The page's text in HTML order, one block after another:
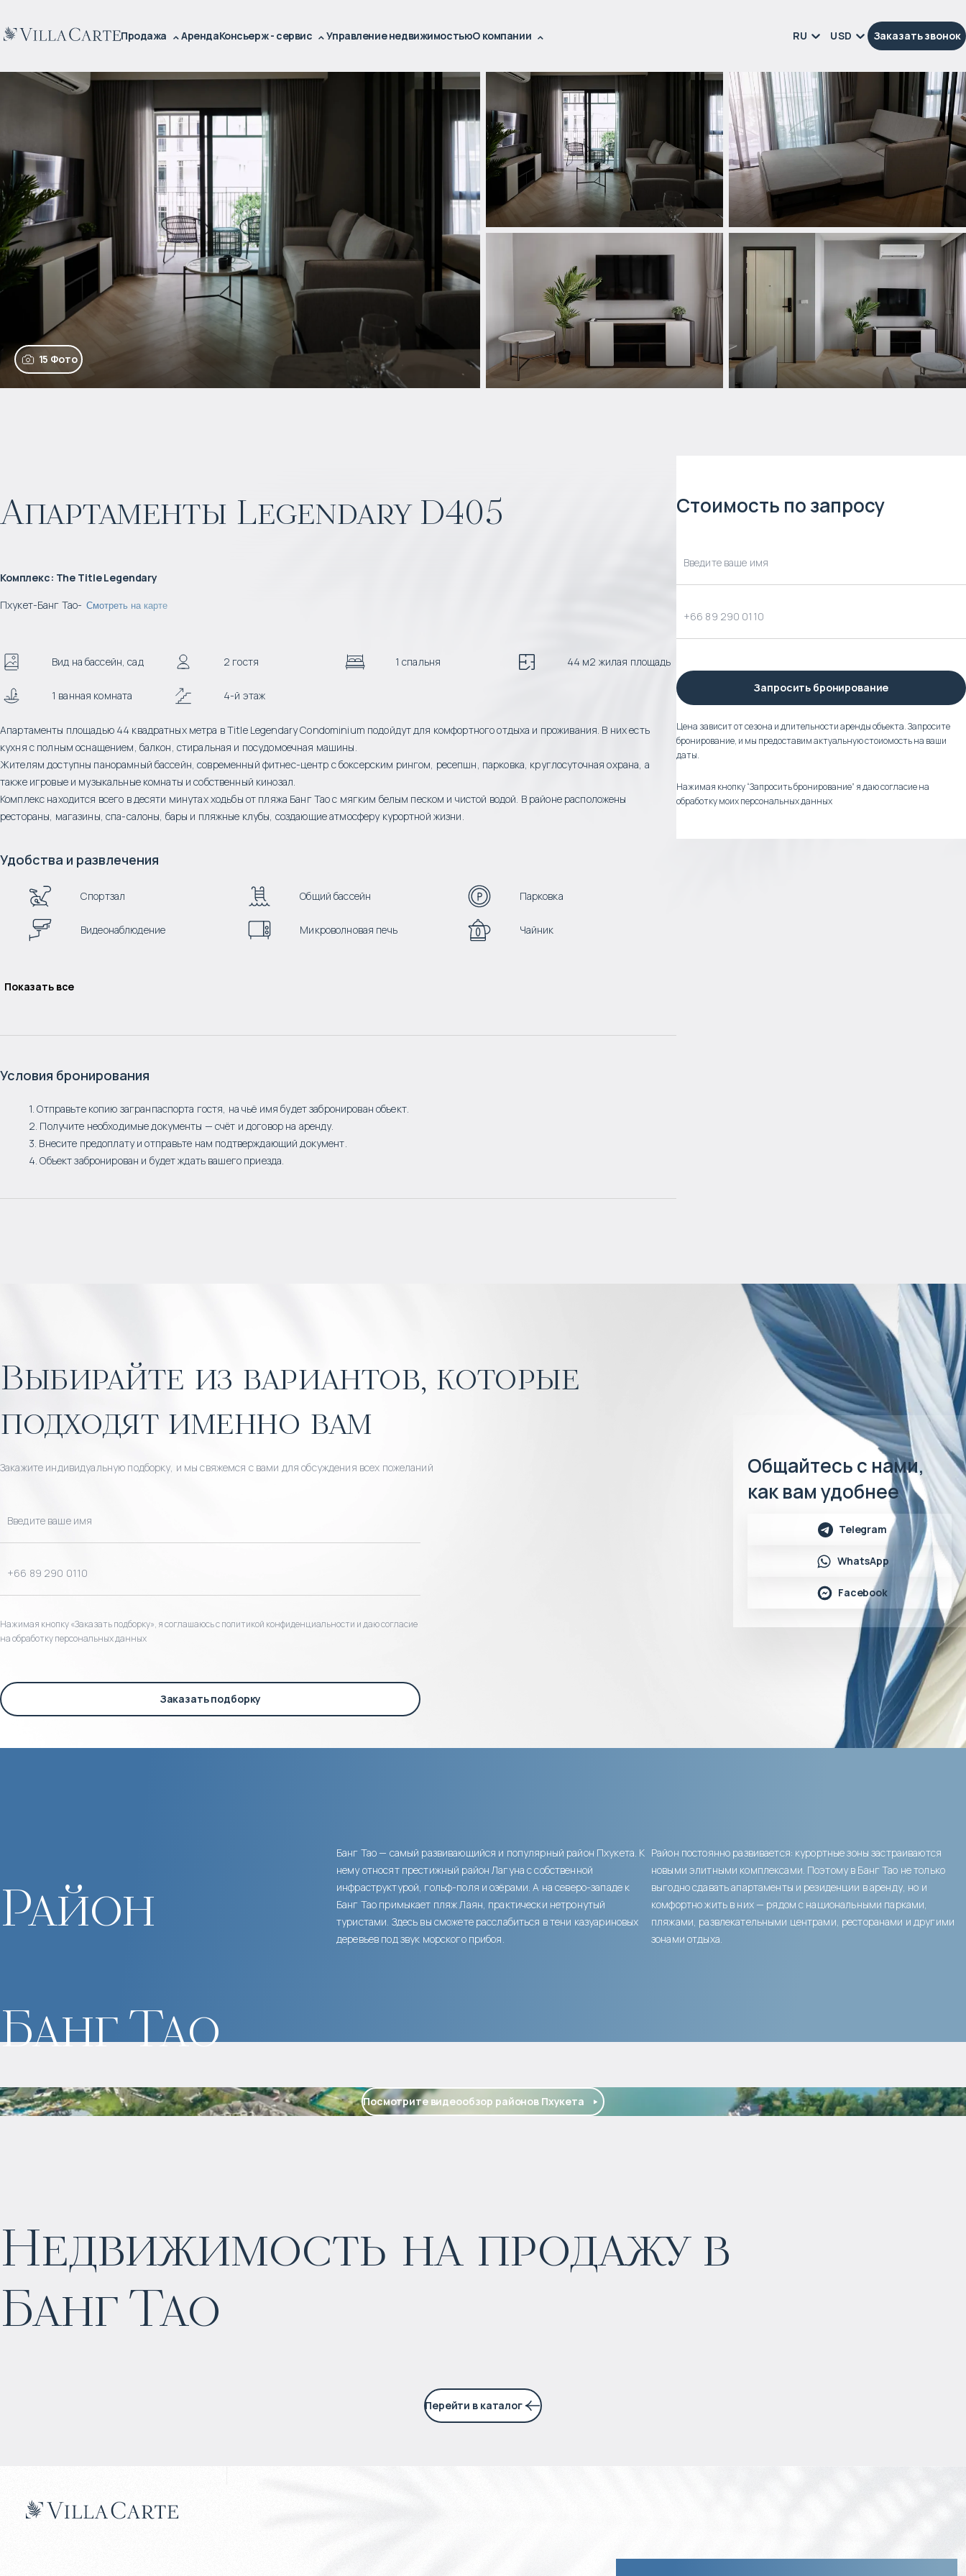
Продажа АрендаКонсьерж - сервис Управление недвижимостьюО компании RU USD Заказать звонок
15 Фото
Апартаменты Legendary D405
Комплекс: The Title Legendary
Пхукет-Банг Тао- Смотреть на карте
Вид на бассейн, сад 2 гостя 1 спальня 44 м2 жилая площадь
1 ванная комната 4-й этаж
Апартаменты площадью 44 квадратных метра в Title Legendary Condominium подойдут для комфортного отдыха и проживания. В них есть
кухня с полным оснащением, балкон, стиральная и посудомоечная машины.
Жителям доступны панорамный бассейн, современный фитнес-центр с боксерским рингом, ресепшн, парковка, круглосуточная охрана, а
также игровые и музыкальные комнаты и собственный кинозал.
Комплекс находится всего в десяти минутах ходьбы от пляжа Банг Тао с мягким белым песком и чистой водой. В районе расположены
рестораны, магазины, спа-салоны, бары и пляжные клубы, создающие атмосферу курортной жизни.
Удобства и развлечения
Спортзал Общий бассейн Парковка
Видеонаблюдение Микроволновая печь Чайник
Показать все
Условия бронирования
1. Отправьте копию загранпаспорта гостя, на чьё имя будет забронирован объект.
2. Получите необходимые документы — счёт и договор на аренду.
3. Внесите предоплату и отправьте нам подтверждающий документ.
4. Объект забронирован и будет ждать вашего приезда.
Стоимость по запросу
Запросить бронирование
Цена зависит от сезона и длительности аренды объекта. Запросите
бронирование, и мы предоставим актуальную стоиомость на ваши
даты.
Нажимая кнопку “Запросить бронирование” я даю согласие на
обработку моих персональных данных
Выбирайте из вариантов, которые
подходят именно вам
Закажите индивидуальную подборку, и мы свяжемся с вами для обсуждения всех пожеланий
Нажимая кнопку «Заказать подборку», я соглашаюсь с политикой конфиденциальности и даю согласие
на обработку персональных данных
Заказать подборку
Общайтесь с нами,
как вам удобнее
Telegram
WhatsApp
Facebook
Район
Банг Тао
Банг Тао — самый развивающийся и популярный район Пхукета. К
нему относят престижный район Лагуна с собственной
инфраструктурой, гольф-поля и озёрами. А на северо-западе к
Банг Тао примыкает пляж Лаян, практически нетронутый
туристами. Здесь вы сможете расслабиться в тени казуариновых
деревьев под звук морского прибоя.
Район постоянно развивается: курортные зоны застраиваются
новыми элитными комплексами. Поэтому в Банг Тао не только
выгодно сдавать апартаменты и резиденции в аренду, но и
комфортно жить в них — рядом с национальными парками,
пляжами, развлекательными центрами, ресторанами и другими
зонами отдыха.
Посмотрите видеообзор районов Пхукета
Недвижимость на продажу в
Банг Тао
$ 2 053 128
Прогнозируемый доход
6% годовых
$1 660 618 $ 1 147 336
Перейти в каталог